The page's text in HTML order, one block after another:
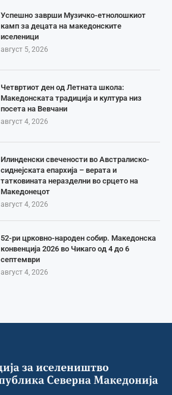
Успешно заврши Музичко-етнолошкиот
камп за децата на македонските
иселеници
август 5, 2026
Четвртиот ден од Летната школа:
Македонската традиција и култура низ
посета на Вевчани
август 4, 2026
Илинденски свечености во Австралиско-
сиднејската епархија – верата и
татковината неразделни во срцето на
Македонецот
август 4, 2026
52-ри црковно-народен собир. Македонска
конвенција 2026 во Чикаго од 4 до 6
септември
август 4, 2026